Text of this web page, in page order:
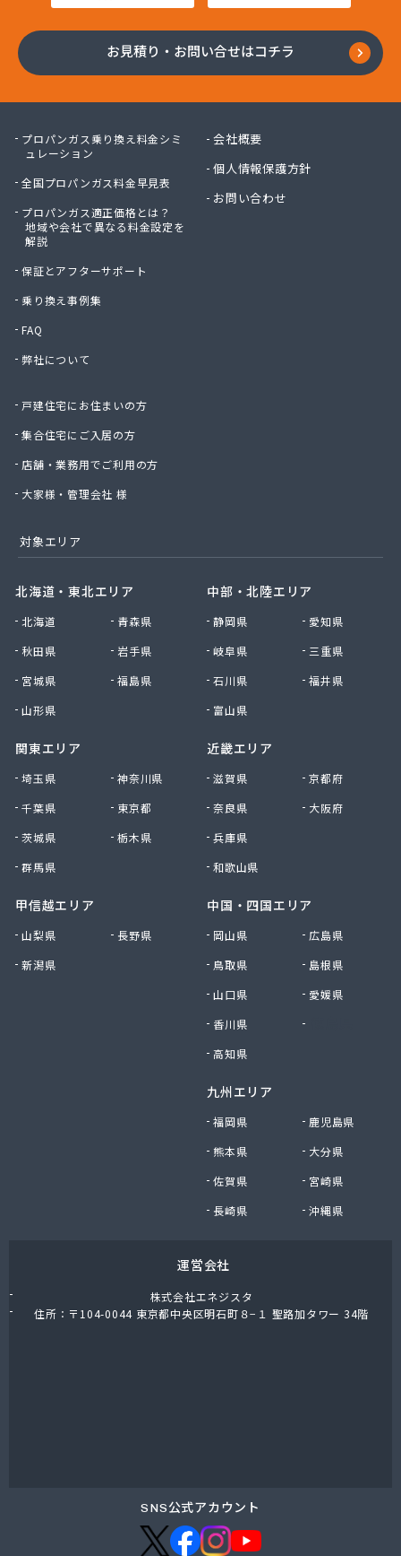
株式会社ヤマアキ
株式会社よしや商店
株式会社リピックス
株式会社リピックス 春日井センター
株式会社一プロ
株式会社稲藤商店
株式会社稲葉エネクス
株式会社宇佐美プロパン
株式会社下林
株式会社桑原商事
株式会社元久商店
株式会社古田商店
株式会社三好ガス
株式会社山源服部商会
株式会社山新プロパン部
株式会社山田幸一商店
株式会社小林本店
株式会社小林本店稲沢店
株式会社松村プロパン部
株式会社新東
株式会社森上製油所
株式会社杉浦林産給油所
株式会社清川商店
株式会社青木サービス
株式会社石川鉄沖商店
株式会社石泰商会
株式会社鷹羽商店
株式会社中部燃料
株式会社土川油店 L.P.G充填所
株式会社油直 オートガススタンド
丸井商店外之原支店
丸金薪炭店
橋本産業株式会社 名古屋営業所
玉屋プロパン株式会社
お見積り・お問い合せはコチラ
プロパンガス乗り換え料金シミ
ュレーション
全国プロパンガス料金早見表
プロパンガス適正価格とは？
地域や会社で異なる料金設定を
解説
保証とアフターサポート
乗り換え事例集
FAQ
弊社について
戸建住宅にお住まいの方
集合住宅にご入居の方
店舗・業務用でご利用の方
大家様・管理会社 様
会社概要
個人情報保護方針
お問い合わせ
対象エリア
北海道・東北エリア
北海道
青森県
秋田県
岩手県
宮城県
福島県
山形県
関東エリア
埼玉県
神奈川県
千葉県
東京都
茨城県
栃木県
群馬県
甲信越エリア
山梨県
長野県
新潟県
中部・北陸エリア
静岡県
愛知県
岐阜県
三重県
石川県
福井県
富山県
近畿エリア
滋賀県
京都府
奈良県
大阪府
兵庫県
和歌山県
中国・四国エリア
岡山県
広島県
鳥取県
島根県
山口県
愛媛県
香川県
高知県
九州エリア
福岡県
鹿児島県
熊本県
大分県
佐賀県
宮崎県
長崎県
沖縄県
運営会社
株式会社エネジスタ
住所：〒104-0044 東京都中央区明石町８−１ 聖路加タワー 34階
SNS公式アカウント